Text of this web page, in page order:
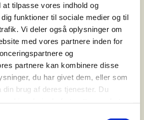
tilpasse vores indhold og
funktioner til sociale medier og til
Vi deler også oplysninger om
med vores partnere inden for
og
partnere kan kombinere disse
du har givet dem, eller som
din brug af deres tjenester. Du